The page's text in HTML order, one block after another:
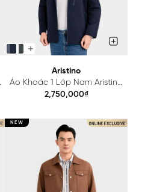
Aristino
Áo Khoác 1 Lớp Nam Aristino
Regular Fit AJK041BS0
2,750,000₫
NEW